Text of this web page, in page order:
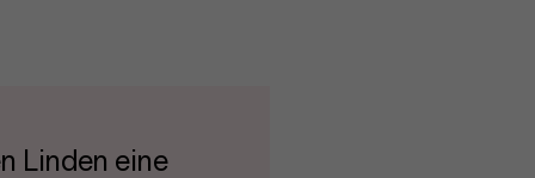
Linden eine